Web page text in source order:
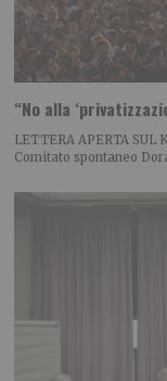
“No alla
LETTERA APERTA SUL
Comitato spontaneo